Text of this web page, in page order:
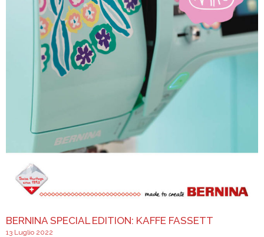
BERNINA SPECIAL EDITION: KAFFE FASSETT
13 Luglio 2022